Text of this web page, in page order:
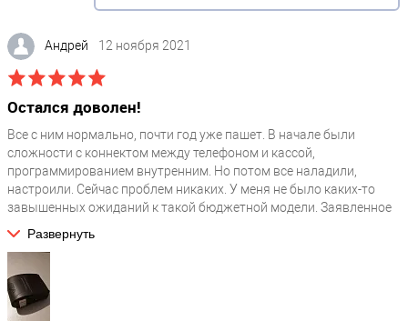
комиссионный магазин / ломбард / магазин автозапчастей /
одежда / офис / продажа пива / торговля на рынке / розничный
магазин / школа / шиномонтаж / столовая / театр / продажа
товаров / турагентство / услуги / маленький магазин /
интернет-магазин / магазин / парикмахерская / салон красоты
/ в автобус / такси / пункт выдачи
Виды налогообложения ?
ЕНВД (вмененка) / ПСН (патент) / ЕСХН (сельхозналог)
Тип юридического лица ?
ИП / ООО / ОАО / ЗАО / ГУП
Фискальный накопитель
Андрей 12 ноября 2021
Остался доволен!
Все с ним нормально, почти год уже пашет. В начале были
сложности с коннектом между телефоном и кассой,
программированием внутренним. Но потом все наладили,
настроили. Сейчас проблем никаких. У меня не было каких-то
завышенных ожиданий к такой бюджетной модели. Заявленное
Заряда аккумулятора держит приемлемо.
Развернуть